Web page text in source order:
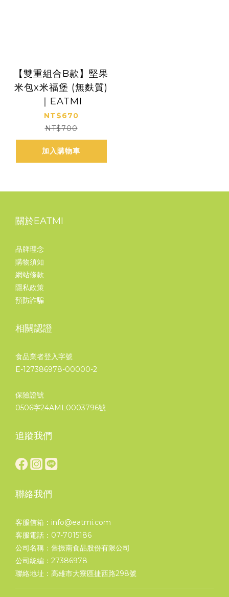
【雙重組合B款】堅果
米包x米福堡 (無麩質)
｜EATMI
NT$670
NT$700
加入購物車
關於EATMI
品牌理念
購物須知
網站條款
隱私政策
預防詐騙
相關認證
食品業者登入字號
E-127386978-00000-2
保險證號
0506字24AML0003796號
追蹤我們
聯絡我們
客服信箱：info@eatmi.com
客服電話：07-7015186
公司名稱：舊振南食品股份有限公司
公司統編：27386978
聯絡地址：高雄市大寮區捷西路298號